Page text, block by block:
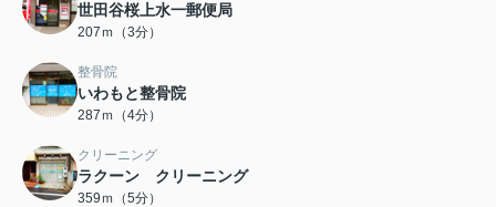
世田谷桜上水一郵便局
207ｍ（3分）
整骨院
いわもと整骨院
287ｍ（4分）
クリーニング
ラクーン クリーニング
359ｍ（5分）